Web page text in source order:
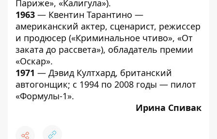
Париже», «Калигула»).
1963 — Квентин Тарантино —
американский актер, сценарист, режиссер
и продюсер («Криминальное чтиво», «От
заката до рассвета»), обладатель премии
«Оскар».
1971 — Дэвид Култхард, британский
автогонщик; с 1994 по 2008 годы — пилот
«Формулы-1».
Ирина Спивак